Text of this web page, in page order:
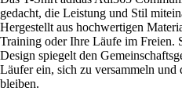
gedacht, die Leistung und Stil
Hergestellt aus hochwertigen
Training oder Ihre Läufe im Freien.
Design spiegelt den
Läufer ein, sich zu versammeln und
bleiben.